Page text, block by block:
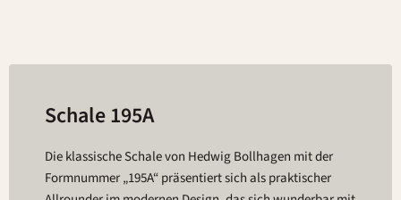
Schale 195A
Die klassische Schale von Hedwig Bollhagen mit der
Formnummer „195A“ präsentiert sich als praktischer